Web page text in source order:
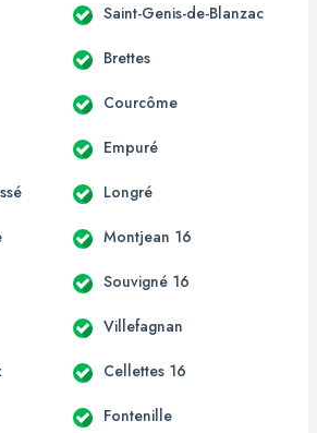
Saint-Genis-de-Blanzac
Brettes
Courcôme
Empuré
Longré
Montjean 16
Souvigné 16
Villefagnan
Cellettes 16
Fontenille